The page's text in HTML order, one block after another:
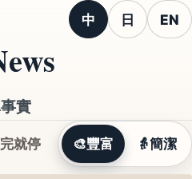
中 日 EN
實
就停 🎨豐富 👵簡潔